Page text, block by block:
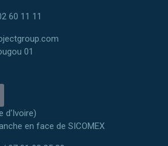
60 11 11
01
d'Ivoire)
en face de SICOMEX